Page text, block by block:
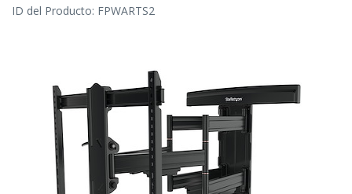
ID del Producto: FPWARTS2